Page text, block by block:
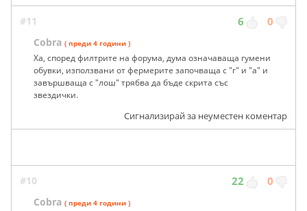
#11 6 0
Cobra ( преди 4 години )
Ха, според филтрите на форума, дума означаваща гумени
обувки, използвани от фермерите започваща с "г" и "а" и
завършваща с "лош" трябва да бъде скрита със
звездички.
Сигнализирай за неуместен коментар
#10 22 0
Cobra ( преди 4 години )